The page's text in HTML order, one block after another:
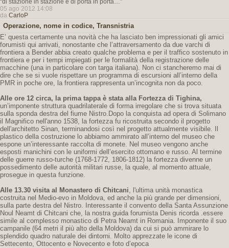
“di stazione in stazione e di porta in porta…”
05 ago 2012 14:08
da CarloP
Operazione, nome in codice, Transnistria
E’ questa certamente una novità che ha lasciato ben impressionati gli amici
forumisti qui arrivati, nonostante che l’attraversamento da due varchi di
frontiera a Bender abbia creato qualche problema e per il traffico sostenuto in
frontiera e per i tempi impiegati per le formalità della registrazione delle
macchine (una in particolare con targa italiana). Non ci stancheremo mai di
dire che se si vuole rispettare un programma di escursioni all’interno della
PMR in poche ore, la frontiera rappresenta un’incognita non da poco.
Alle ore 12 circa, la prima tappa è stata alla Fortezza di Tighina,
un’imponente struttura quadrilaterale di forma irregolare che si trova situata
sulla sponda destra del fiume Nistro.Dopo la conquista ad opera di Solimano
il Magnifico nell'anno 1538, la fortezza fu ricostruita secondo il progetto
dell'architetto Sinan, terminandosi così nel progetto attualmente visibile. Il
plastico della costruzione lo abbiamo ammirato all’interno del museo che
espone un’interessante raccolta di monete. Nel museo vengono anche
esposti manichini con le uniformi dell’esercito ottomano e russo. Al termine
delle guerre russo-turche (1768-1772, 1806-1812) la fortezza divenne un
possedimento delle autorità militari russe, la quale, al momento attuale,
prosegue in questa funzione.
Alle 13.30 visita al Monastero di Chitcani, l'ultima unità monastica
costruita nel Medio-evo in Moldova, ed anche la più grande per dimensioni,
sulla parte destra del Nistro. Interessante il convento della Santa Assunzione
Noul Neamt di Chitcani che, la nostra guida forumista Denis ricorda .essere
simile al complesso monastico di Petra Neamt in Romania. Imponente il suo
campanile (64 metri il più alto della Moldova) da cui si può ammirare lo
splendido quadro naturale dei dintorni. Molto apprezzate le icone di
Settecento, Ottocento e Novecento e foto d’epoca